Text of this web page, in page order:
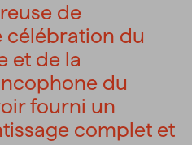
de
célébration du
et de la
du
fourni un
complet et